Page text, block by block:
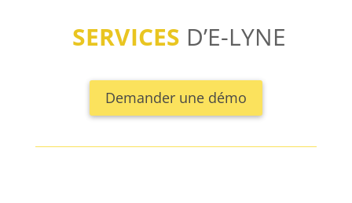
SERVICES D’E-LYNE
Demander une démo